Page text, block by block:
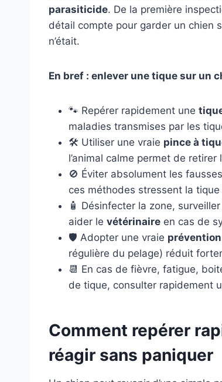
parasiticide. De la première
détail compte pour garder un chien
n’était.
En bref : enlever une tique sur un
🐾 Repérer rapidement une
maladies transmises par les
🛠 Utiliser une vraie pince à
l’animal calme permet de
🚫 Éviter absolument les
ces méthodes stressent la
🧴 Désinfecter la zone,
aider le vétérinaire en cas de
🛡 Adopter une vraie prévention
régulière du pelage) réduit
📆 En cas de fièvre, fatigue,
de tique, consulter rapidement
Comment repérer
réagir sans paniquer